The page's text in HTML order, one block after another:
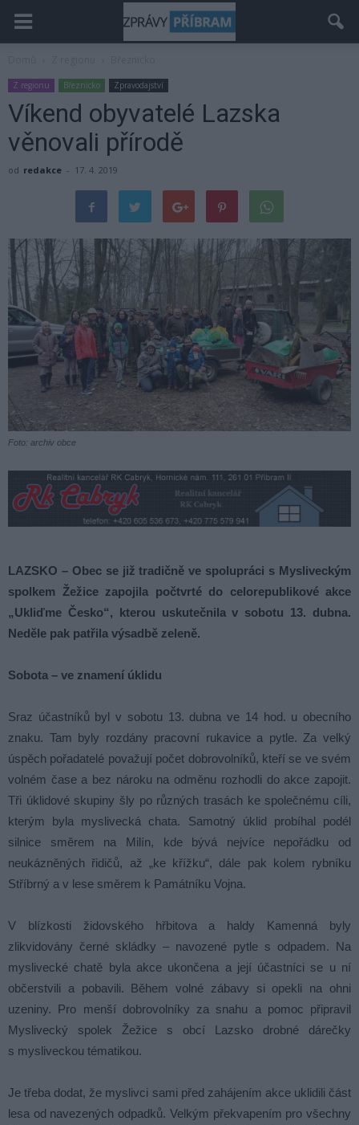
Z regionu Březnicko Zpravodajství
Víkend obyvatelé Lazska
věnovali přírodě
od redakce - 17. 4. 2019
Foto: archiv obce
LAZSKO – Obec se již tradičně ve spolupráci s Mysliveckým
spolkem Žežice zapojila počtvrté do celorepublikové akce
„Ukliďme Česko“, kterou uskutečnila v sobotu 13. dubna.
Neděle pak patřila výsadbě zeleně.
Sobota – ve znamení úklidu
Sraz účastníků byl v sobotu 13. dubna ve 14 hod. u obecního
znaku. Tam byly rozdány pracovní rukavice a pytle. Za velký
úspěch pořadatelé považují počet dobrovolníků, kteří se ve svém
volném čase a bez nároku na odměnu rozhodli do akce zapojit.
Tři úklidové skupiny šly po různých trasách ke společnému cíli,
kterým byla myslivecká chata. Samotný úklid probíhal podél
silnice směrem na Milín, kde bývá nejvíce nepořádku od
neukázněných řidičů, až „ke křížku“, dále pak kolem rybníku
Stříbrný a v lese směrem k Památníku Vojna.
V blízkosti židovského hřbitova a haldy Kamenná byly
zlikvidovány černé skládky – navozené pytle s odpadem. Na
myslivecké chatě byla akce ukončena a její účastníci se u ní
občerstvili a pobavili. Během volné zábavy si opekli na ohni
uzeniny. Pro menší dobrovolníky za snahu a pomoc připravil
Myslivecký spolek Žežice s obcí Lazsko drobné dárečky
s mysliveckou tématikou.
Je třeba dodat, že myslivci sami před zahájením akce uklidili část
lesa od navezených odpadků. Velkým překvapením pro všechny